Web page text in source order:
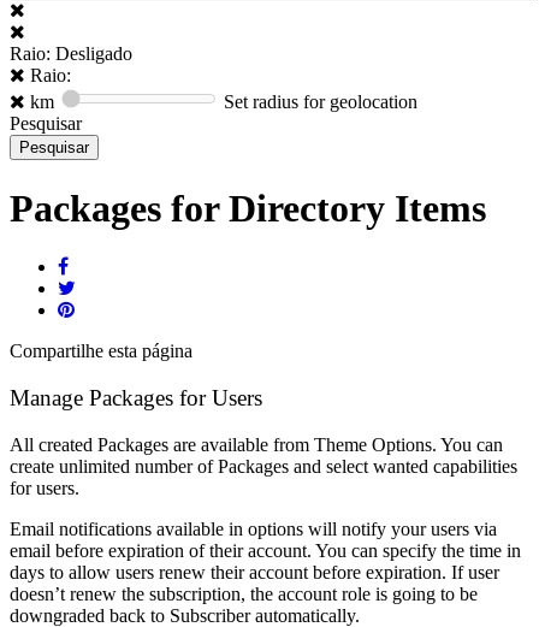
Raio: Desligado
Raio:
km
Set radius for geolocation
Pesquisar
Packages for Directory Items
Compartilhe esta página
Manage Packages for Users
All created Packages are available from Theme Options. You can
create unlimited number of Packages and select wanted capabilities
for users.
Email notifications available in options will notify your users via
email before expiration of their account. You can specify the time in
days to allow users renew their account before expiration. If user
doesn’t renew the subscription, the account role is going to be
downgraded back to Subscriber automatically.